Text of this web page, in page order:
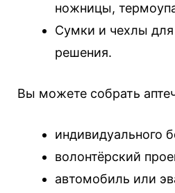
ножницы,
Сумки и чехлы
решения.
Вы можете собрать
индивидуального
волонтёрский
автомобиль или